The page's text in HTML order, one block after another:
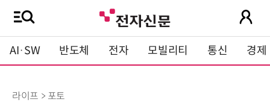
AI·SW 반도체 전자 모빌리티 통신 경제
라이프 > 포토